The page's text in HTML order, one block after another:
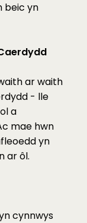
beic yn
ar waith
- lle
a
mae hwn
yn
ar ôl.